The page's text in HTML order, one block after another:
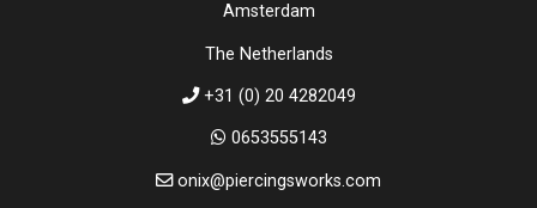
Amsterdam
The Netherlands
+31 (0) 20 4282049
0653555143
onix@piercingsworks.com